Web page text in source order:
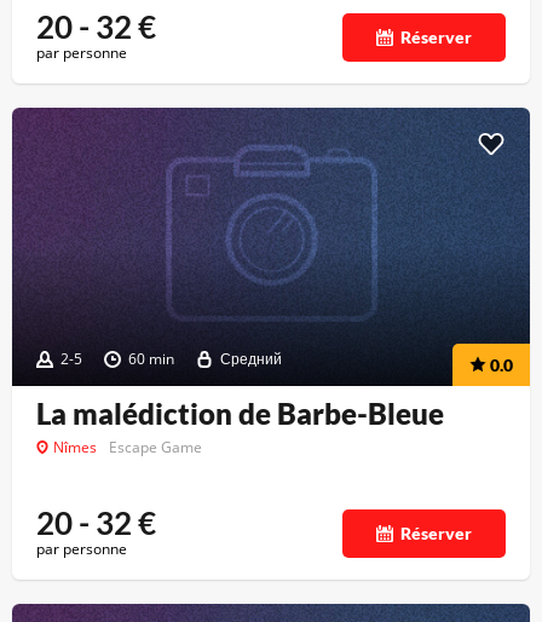
20 - 32€
par personne
Réserver
2-5 60 min Средний 0.0
La malédiction de Barbe-Bleue
Nîmes Escape Game
20 - 32€
par personne
Réserver